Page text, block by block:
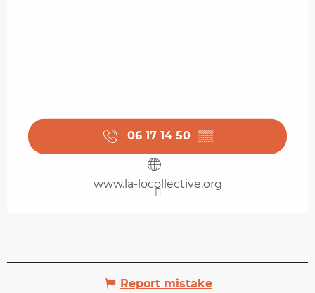
06 17 14 50 ▒▒
www.la-locollective.org
Report mistake